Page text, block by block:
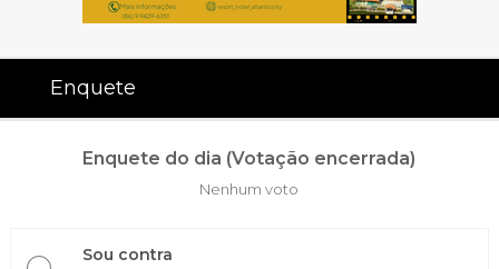
Enquete
Enquete do dia (Votação encerrada)
Nenhum voto
Sou contra